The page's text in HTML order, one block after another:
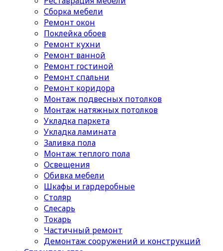
Сборка мебели
Ремонт окон
Поклейка обоев
Ремонт кухни
Ремонт ванной
Ремонт гостиной
Ремонт спальни
Ремонт коридора
Монтаж подвесных потолков
Монтаж натяжных потолков
Укладка паркета
Укладка ламината
Заливка пола
Монтаж теплого пола
Освещения
Обивка мебели
Шкафы и гардеробные
Столяр
Слесарь
Токарь
Частичный ремонт
Демонтаж сооружений и конструкций